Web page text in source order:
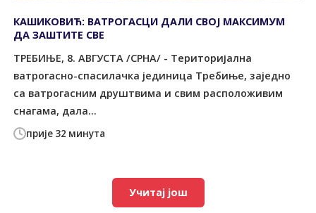
прије 32 минута
КАШИКОВИЋ: ВАТРОГАСЦИ ДАЛИ СВОЈ МАКСИМУМ
ДА ЗАШТИТЕ СВЕ
ТРЕБИЊЕ, 8. АВГУСТА /СРНА/ - Tериторијална
ватрогасно-спасилачка јединица Tребиње, заједно
са ватрогасним друштвима и свим расположивим
снагама, дала...
Учитај још